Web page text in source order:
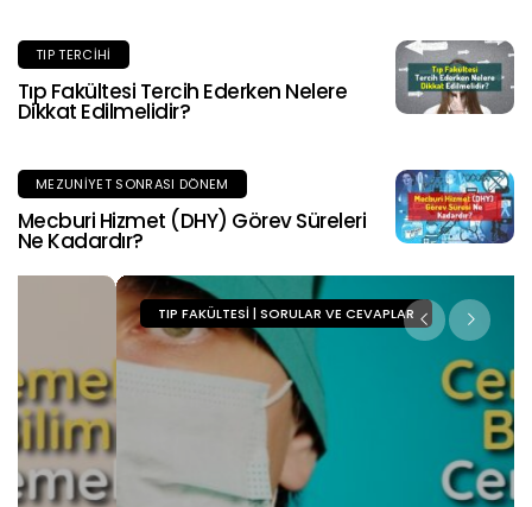
TIP TERCIHI
Tıp Fakültesi Tercih Ederken Nelere
Dikkat Edilmelidir?
MEZUNIYET SONRASI DÖNEM
Mecburi Hizmet (DHY) Görev Süreleri
Ne Kadardır?
TIP FAKÜLTESI | SORULAR VE CEVAPLAR